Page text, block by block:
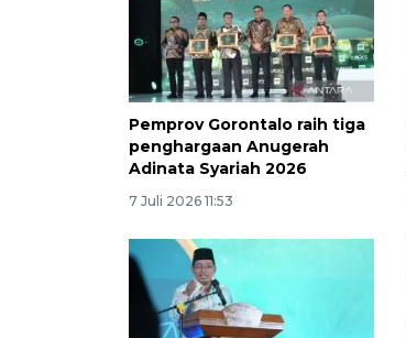
Pemprov Gorontalo raih tiga
penghargaan Anugerah
Adinata Syariah 2026
7 Juli 2026 11:53